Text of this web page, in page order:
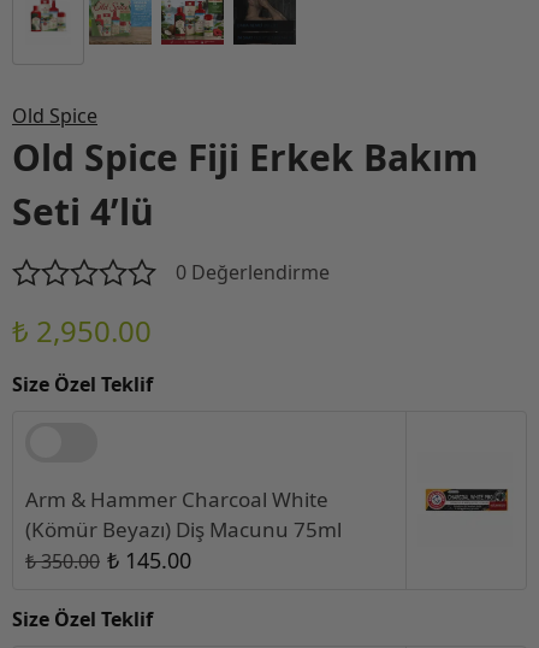
Old Spice
Old Spice Fiji Erkek Bakım
Seti 4’lü
0 Değerlendirme
₺ 2,950.00
Size Özel Teklif
Arm & Hammer Charcoal White
(Kömür Beyazı) Diş Macunu 75ml
₺ 350.00 ₺ 145.00
Size Özel Teklif